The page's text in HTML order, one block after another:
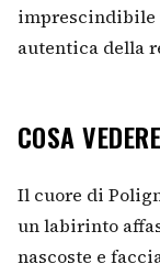
imprescindibile
autentica della
COSA
Il cuore di
un labirinto
nascoste e